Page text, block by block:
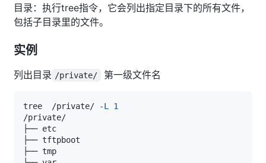
目录：执行tree指令，它会列出指定目录下的所有文件，
包括子目录里的文件。
实例
列出目录 /private/ 第一级文件名
tree  /private/ -L
1